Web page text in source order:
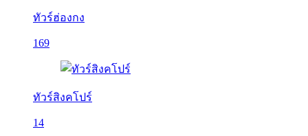
ทัวร์ฮ่องกง
169
ทัวร์สิงคโปร์
14